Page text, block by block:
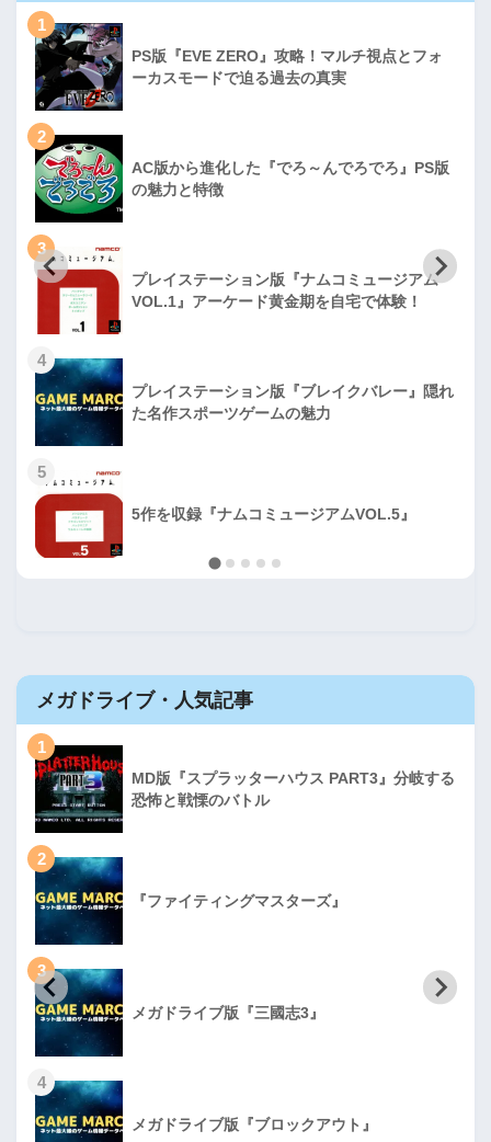
1
PS版『EVE ZERO』攻略！マルチ視点とフォ
ーカスモードで迫る過去の真実
2
AC版から進化した『でろ～んでろでろ』PS版
の魅力と特徴
3
プレイステーション版『ナムコミュージアム
VOL.1』アーケード黄金期を自宅で体験！
4
プレイステーション版『ブレイクバレー』隠れ
た名作スポーツゲームの魅力
5
5作を収録『ナムコミュージアムVOL.5』
メガドライブ・人気記事
1
MD版『スプラッターハウス PART3』分岐する
恐怖と戦慄のバトル
2
『ファイティングマスターズ』
3
メガドライブ版『三國志3』
4
メガドライブ版『ブロックアウト』